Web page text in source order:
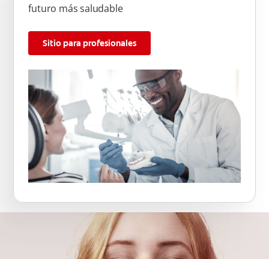
futuro más saludable
Sitio para profesionales